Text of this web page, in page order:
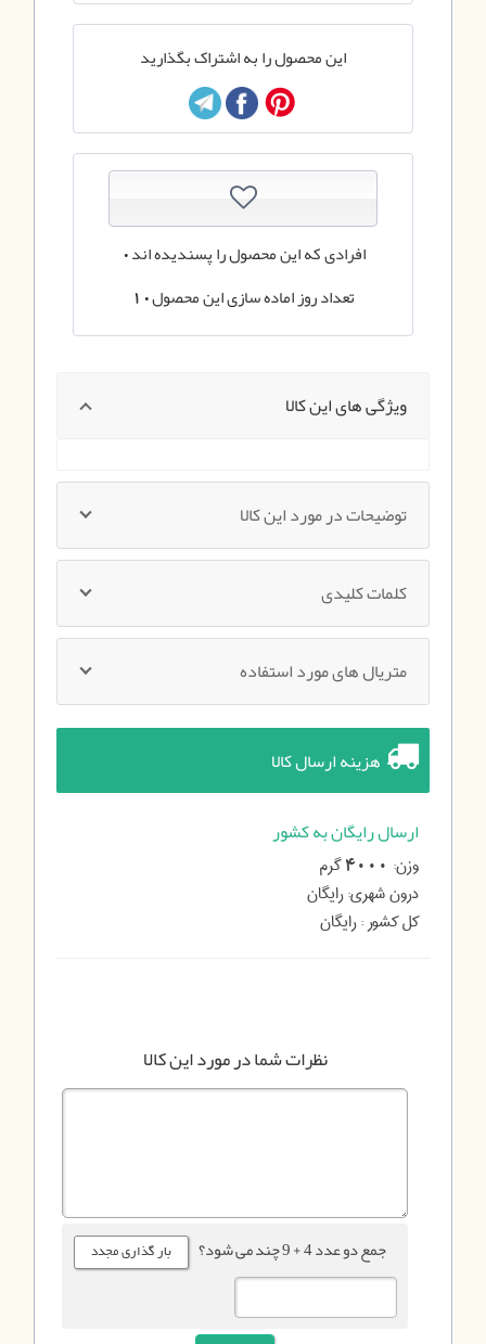
این محصول را به اشتراک بگذارید
0 افرادی که این محصول را پسندیده اند
تعداد روز اماده سازی این محصول10
ویژگی های این کالا
توضیحات در مورد این کالا
کلمات کلیدی
متریال های مورد استفاده
هزینه ارسال کالا
ارسال رایگان به کشور
وزن:
گرم
درون شهری:رایگان
کل کشور :رایگان
نظرات شما در مورد این کالا
جمع دو عدد 4 + 9 چند می شود؟